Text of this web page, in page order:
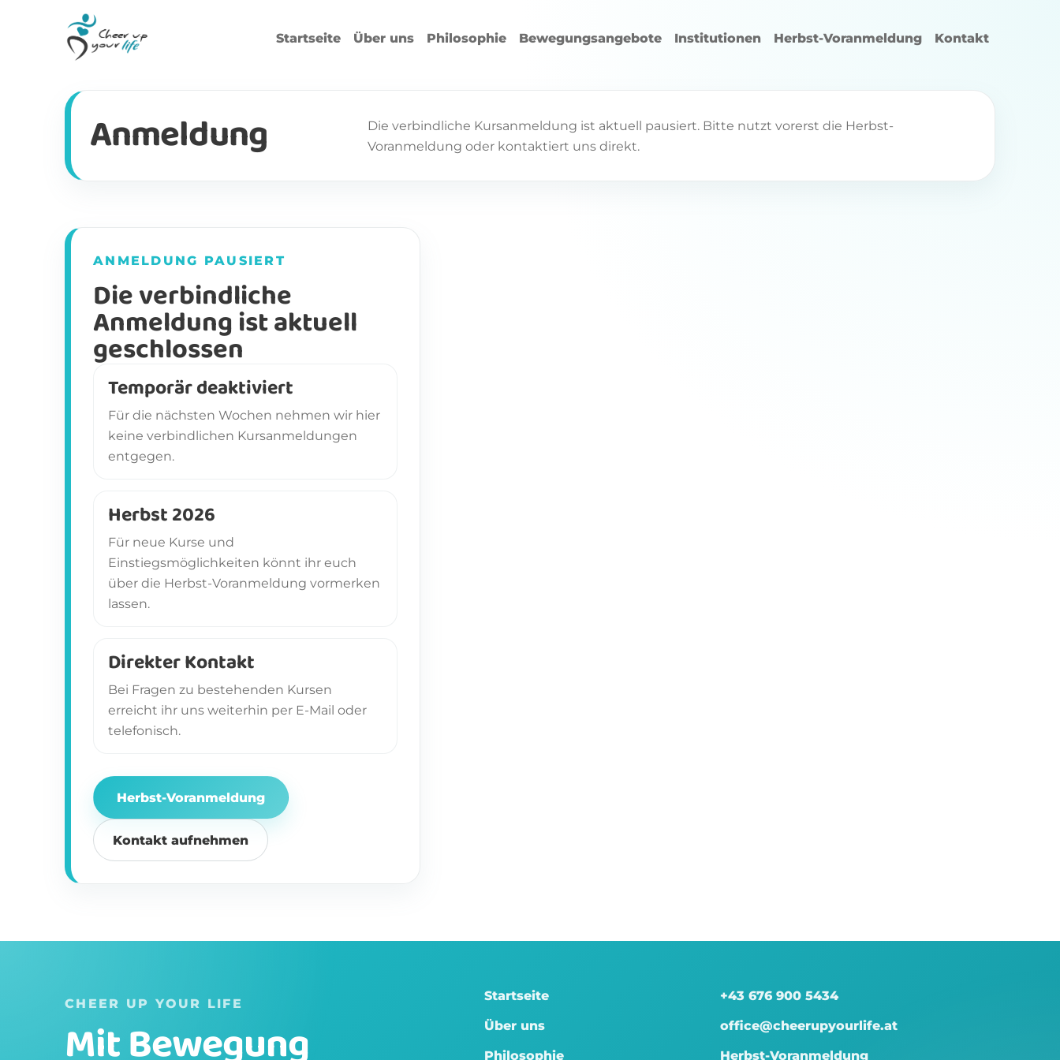
Startseite Über uns Philosophie Bewegungsangebote Institutionen Herbst-Voranmeldung Kontakt
Anmeldung
Die verbindliche Kursanmeldung ist aktuell pausiert. Bitte nutzt vorerst die Herbst-
Voranmeldung oder kontaktiert uns direkt.
ANMELDUNG PAUSIERT
Die verbindliche
Anmeldung ist aktuell
geschlossen
Temporär deaktiviert
Für die nächsten Wochen nehmen wir hier
keine verbindlichen Kursanmeldungen
entgegen.
Herbst 2026
Für neue Kurse und
Einstiegsmöglichkeiten könnt ihr euch
über die Herbst-Voranmeldung vormerken
lassen.
Direkter Kontakt
Bei Fragen zu bestehenden Kursen
erreicht ihr uns weiterhin per E-Mail oder
telefonisch.
Herbst-Voranmeldung
Kontakt aufnehmen
CHEER UP YOUR LIFE
Mit Bewegung
Startseite
Über uns
Philosophie
+43 676 900 5434
office@cheerupyourlife.at
Herbst-Voranmeldung